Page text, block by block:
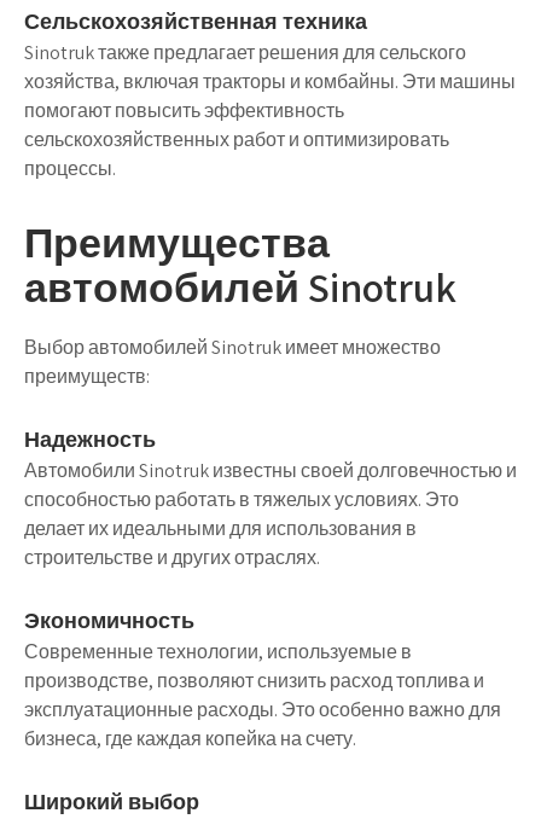
Сельскохозяйственная техника
Sinotruk также предлагает решения для сельского
хозяйства, включая тракторы и комбайны. Эти машины
помогают повысить эффективность
сельскохозяйственных работ и оптимизировать
процессы.
Преимущества
автомобилей Sinotruk
Выбор автомобилей Sinotruk имеет множество
преимуществ:
Надежность
Автомобили Sinotruk известны своей долговечностью и
способностью работать в тяжелых условиях. Это
делает их идеальными для использования в
строительстве и других отраслях.
Экономичность
Современные технологии, используемые в
производстве, позволяют снизить расход топлива и
эксплуатационные расходы. Это особенно важно для
бизнеса, где каждая копейка на счету.
Широкий выбор